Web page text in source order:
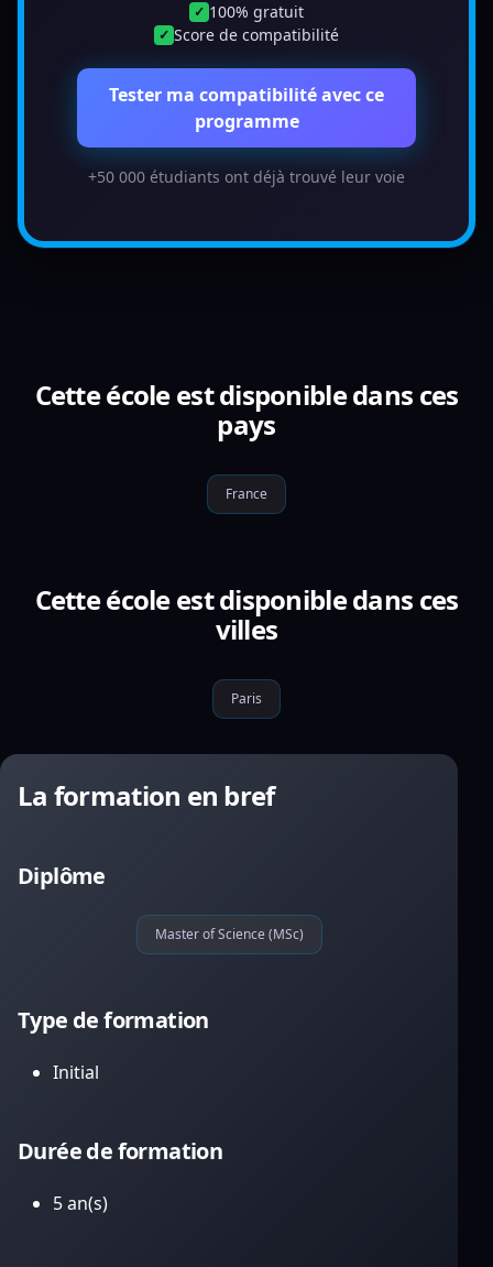
✓ 100% gratuit
✓ Score de compatibilité
Tester ma compatibilité avec ce
programme
+50 000 étudiants ont déjà trouvé leur voie
Cette école est disponible dans ces
pays
France
Cette école est disponible dans ces
villes
Paris
La formation en bref
Diplôme
Master of Science (MSc)
Type de formation
Initial
Durée de formation
5 an(s)